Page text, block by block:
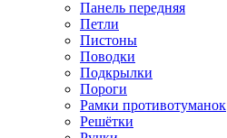
Панель передняя
Петли
Пистоны
Поводки
Подкрылки
Пороги
Рамки противотуманок
Решётки